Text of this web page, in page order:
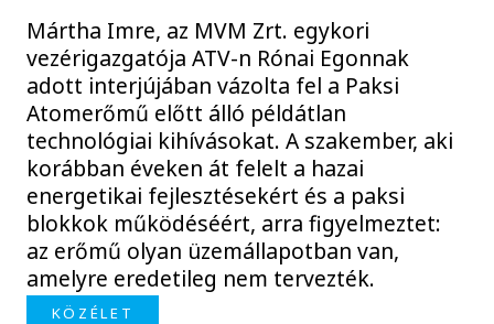
Mártha Imre, az MVM Zrt. egykori
vezérigazgatója ATV-n Rónai Egonnak
adott interjújában vázolta fel a Paksi
Atomerőmű előtt álló példátlan
technológiai kihívásokat. A szakember, aki
korábban éveken át felelt a hazai
energetikai fejlesztésekért és a paksi
blokkok működéséért, arra figyelmeztet:
az erőmű olyan üzemállapotban van,
amelyre eredetileg nem tervezték.
KÖZÉLET